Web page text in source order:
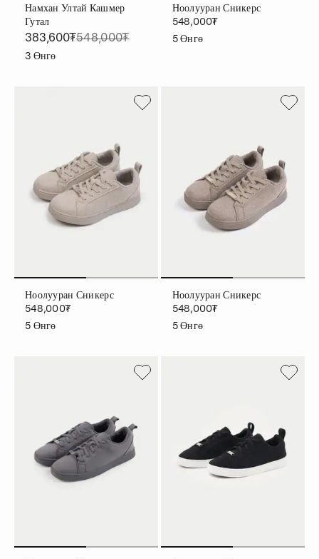
Намхан Ултай Кашмер
Гутал
383,600₮548,000₮
3 Өнгө
Ноолууран Сникерс
548,000₮
5Өнгө
Ноолууран Сникерс
548,000₮
5 Өнгө
Ноолууран Сникерс
548,000₮
5Өнгө